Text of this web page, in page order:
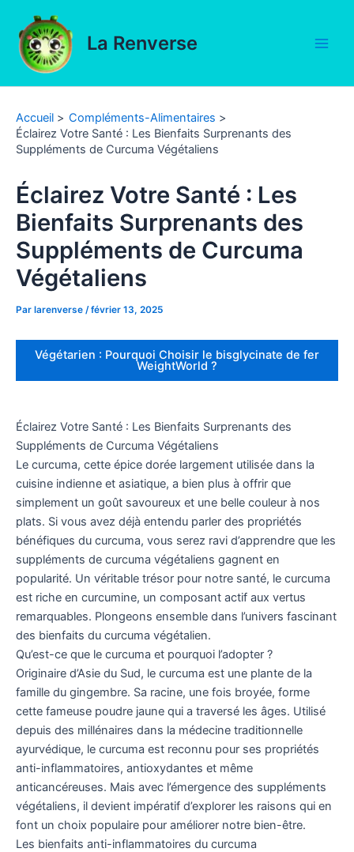
contenu
La Renverse
Accueil
Compléments-Alimentaires
Éclairez Votre Santé : Les Bienfaits Surprenants des
Suppléments de Curcuma Végétaliens
Éclairez Votre Santé : Les
Bienfaits Surprenants des
Suppléments de Curcuma
Végétaliens
Par larenverse /février 13, 2025
Végétarien : Pourquoi Choisir le bisglycinate de fer
WeightWorld ?
Éclairez Votre Santé : Les Bienfaits Surprenants des
Suppléments de Curcuma Végétaliens
Le curcuma, cette épice dorée largement utilisée dans la
cuisine indienne et asiatique, a bien plus à offrir que
simplement un goût savoureux et une belle couleur à nos
plats. Si vous avez déjà entendu parler des propriétés
bénéfiques du curcuma, vous serez ravi d’apprendre que les
suppléments de curcuma végétaliens gagnent en
popularité. Un véritable trésor pour notre santé, le curcuma
est riche en curcumine, un composant actif aux vertus
remarquables. Plongeons ensemble dans l’univers fascinant
des bienfaits du curcuma végétalien.
Qu’est-ce que le curcuma et pourquoi l’adopter ?
Originaire d’Asie du Sud, le curcuma est une plante de la
famille du gingembre. Sa racine, une fois broyée, forme
cette fameuse poudre jaune qui a traversé les âges. Utilisé
depuis des millénaires dans la médecine traditionnelle
ayurvédique, le curcuma est reconnu pour ses propriétés
anti-inflammatoires, antioxydantes et même
anticancéreuses. Mais avec l’émergence des suppléments
végétaliens, il devient impératif d’explorer les raisons qui en
font un choix populaire pour améliorer notre bien-être.
Les bienfaits anti-inflammatoires du curcuma